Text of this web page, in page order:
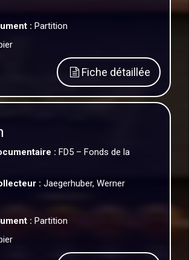
: Partition
Fiche détaillée
: FD5 – Fonds de la
: Jaegerhuber, Werner
: Partition